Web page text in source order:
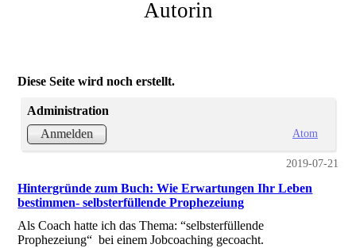
Autorin
Diese Seite wird noch erstellt.
Administration
Anmelden
Atom
2019-07-21
Hintergründe zum Buch: Wie Erwartungen Ihr Leben
bestimmen- selbsterfüllende Prophezeiung
Als Coach hatte ich das Thema: “selbsterfüllende
Prophezeiung“ bei einem Jobcoaching gecoacht.